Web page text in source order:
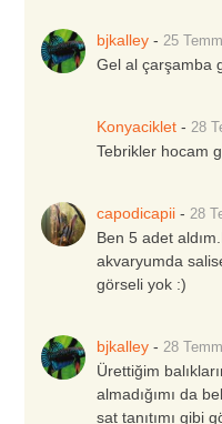
bjkalley - 25
Gel al çarşamba
Konyaciklet - 28
Tebrikler hocam
capodicapii - 28
Ben 5 adet
akvaryumda
görseli yok :)
bjkalley - 28
Ürettiğim
almadığımı da
sat tanıtımı gibi